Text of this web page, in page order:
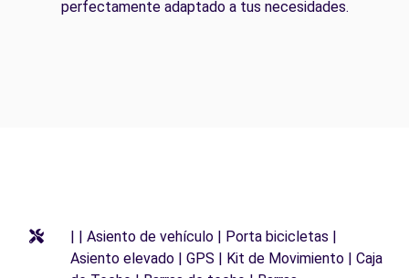
perfectamente adaptado a tus necesidades.
| | Asiento de vehículo | Porta bicicletas |
Asiento elevado | GPS | Kit de Movimiento | Caja